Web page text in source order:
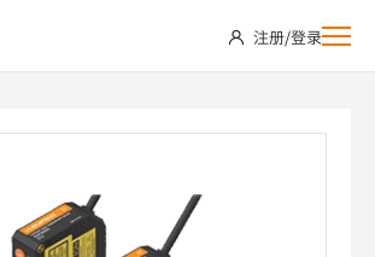
注册/登录